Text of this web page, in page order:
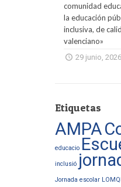
comunidad
la educación
inclusiva, de
valenciano»
29 junio, 2026
Etiquetas
AMPA
educacio
inclusió
Jornada escolar